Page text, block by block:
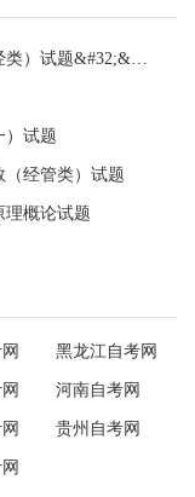
全国2024年4月自学考试经济法概论（财经类）试题&#32;&#32;
）试题
（经管类）试题
理概论试题
黑龙江自考网
河南自考网
贵州自考网